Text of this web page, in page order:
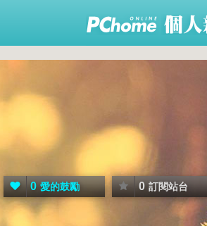
0 愛的鼓勵 0 訂閱站台